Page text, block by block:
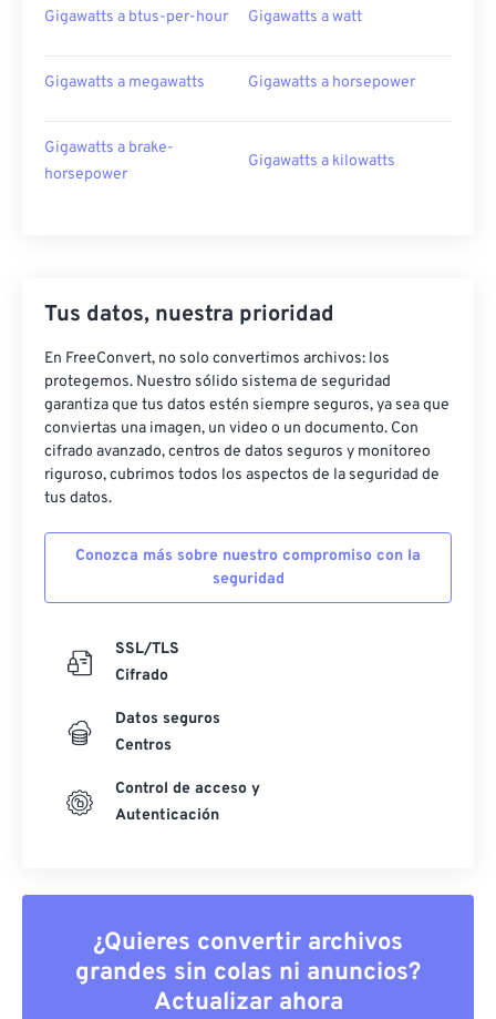
Gigawatts a btus-per-hour Gigawatts a watt
Gigawatts a megawatts Gigawatts a horsepower
Gigawatts a brake-
horsepower
Gigawatts a kilowatts
Tus datos, nuestra prioridad
En FreeConvert, no solo convertimos archivos: los
protegemos. Nuestro sólido sistema de seguridad
garantiza que tus datos estén siempre seguros, ya sea que
conviertas una imagen, un video o un documento. Con
cifrado avanzado, centros de datos seguros y monitoreo
riguroso, cubrimos todos los aspectos de la seguridad de
tus datos.
Conozca más sobre nuestro compromiso con la
seguridad
SSL/TLS
Cifrado
Datos seguros
Centros
Control de acceso y
Autenticación
¿Quieres convertir archivos
grandes sin colas ni anuncios?
Actualizar ahora